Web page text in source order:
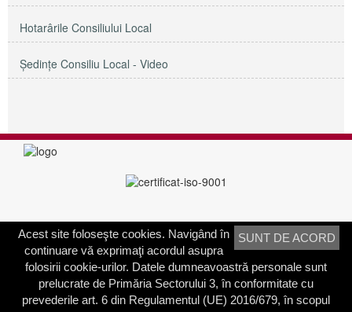
Hotarârile Consiliului Local
Şedinţe Consiliu Local - Video
PRIMĂRIA SECTORULUI 3
Adresa:Calea Dudeşti nr. 191
Bucureşti, Sector 3, România
Contactați-ne
SUNT DE ACORD
Acest site foloseşte cookies. Navigând în
continuare vă exprimaţi acordul asupra
folosirii cookie-urilor. Datele dumneavoastră personale sunt
prelucrate de Primăria Sectorului 3, în conformitate cu
prevederile art. 6 din Regulamentul (UE) 2016/679, în scopul